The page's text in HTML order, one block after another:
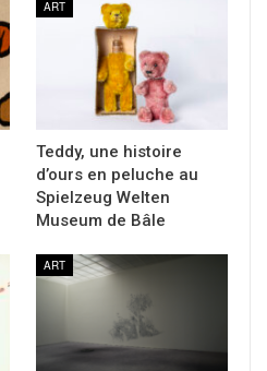
ART
Teddy, une histoire
d’ours en peluche au
Spielzeug Welten
Museum de Bâle
ART